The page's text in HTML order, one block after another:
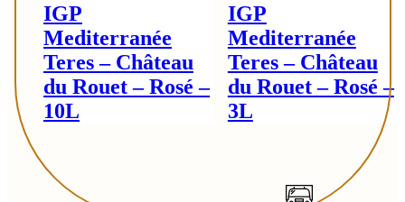
IGP
Mediterranée
Teres – Château
du Rouet – Rosé –
10L
IGP
Mediterranée
Teres – Château
du Rouet – Rosé –
3L